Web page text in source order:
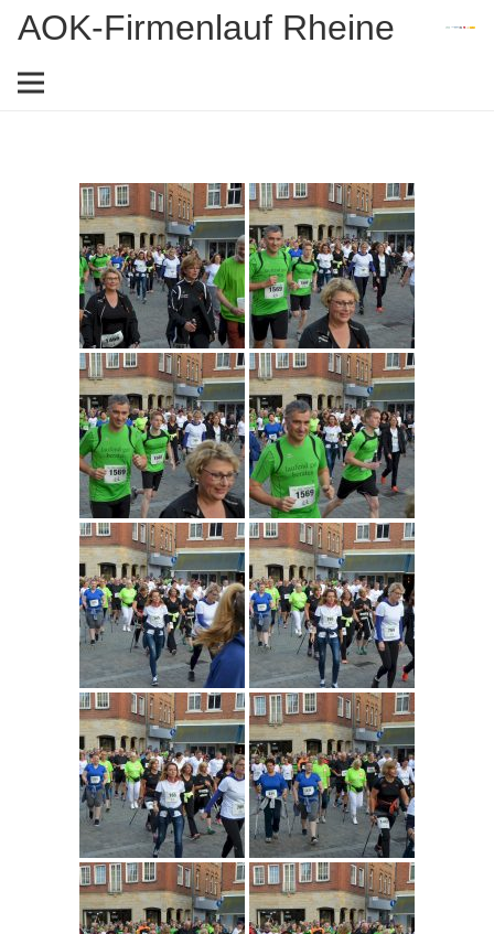
AOK-Firmenlauf Rheine